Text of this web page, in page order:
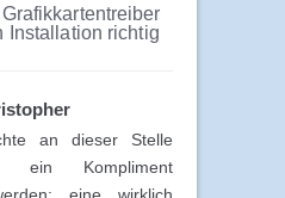
Installation richtig
an dieser Stelle
ein Kompliment
eine wirklich